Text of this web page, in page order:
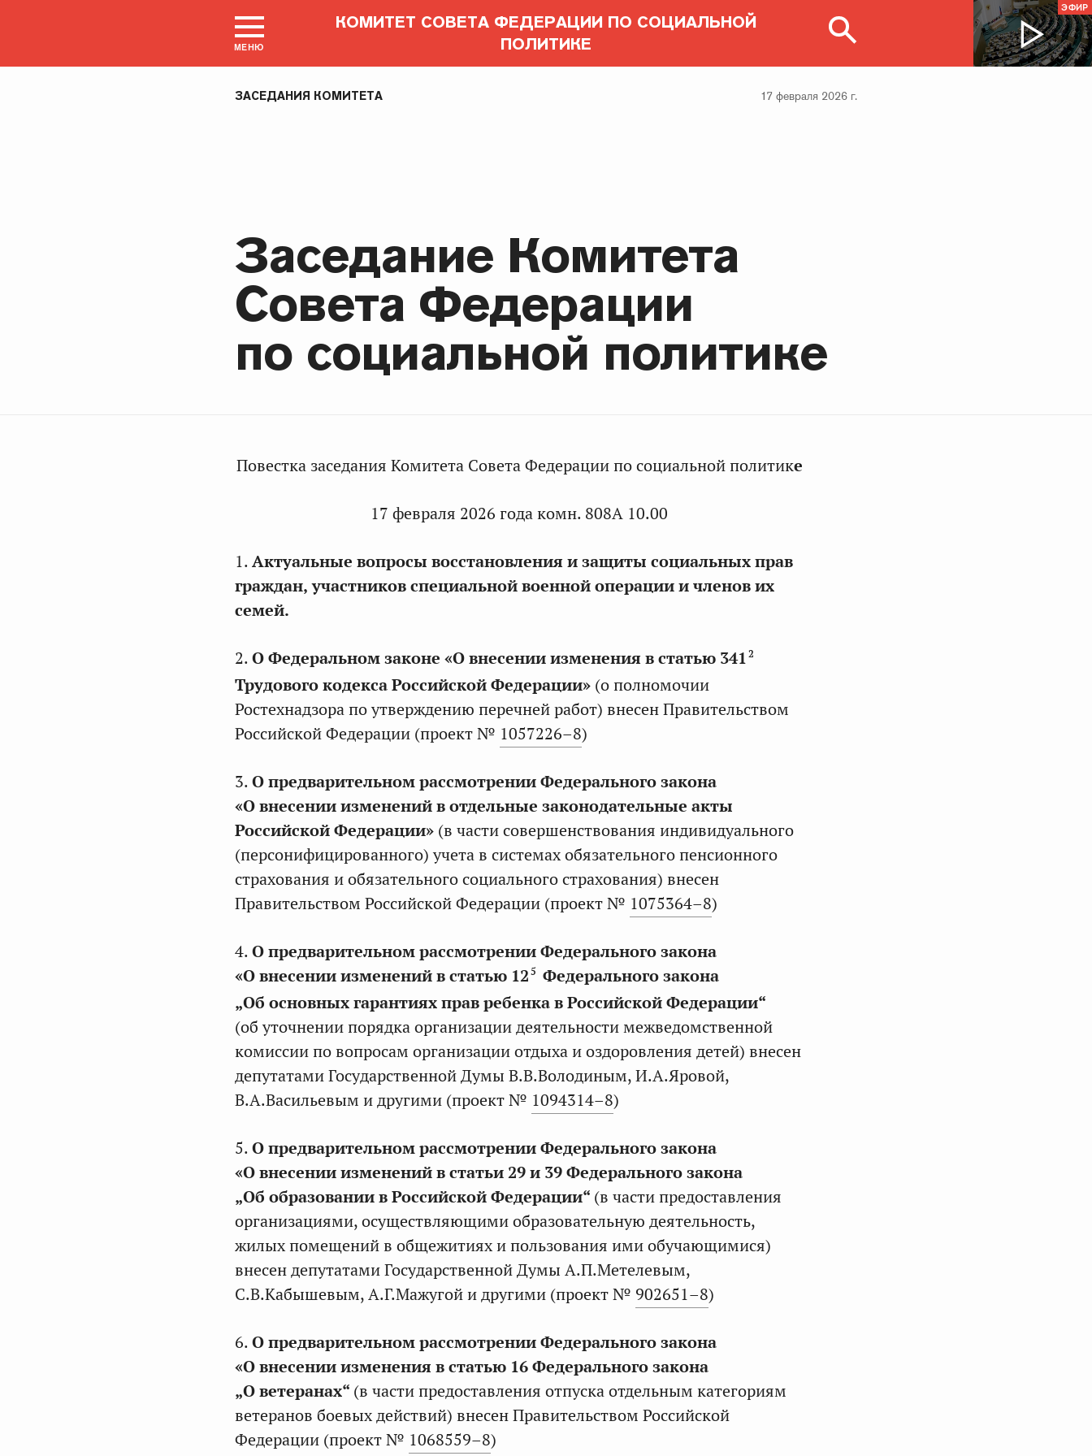
МЕНЮ
КОМИТЕТ СОВЕТА ФЕДЕРАЦИИ ПО СОЦИАЛЬНОЙ
ПОЛИТИКЕ
ЭФИР
ЗАСЕДАНИЯ КОМИТЕТА
Заседание Комитета
Совета Федерации
по социальной политике
17 февраля 2026 г.
Повестка заседания Комитета Совета Федерации по социальной политике
17 февраля 2026 года комн. 808А 10.00
1.Актуальные вопросы восстановления и защиты социальных прав
граждан, участников специальной военной операции и членов их
семей.
2.О Федеральном законе «О внесении изменения в статью 341 2
Трудового кодекса Российской Федерации» (о полномочии
Ростехнадзора по утверждению перечней работ) внесен Правительством
Российской Федерации (проект № 1057226–8)
3.О предварительном рассмотрении Федерального закона
«О внесении изменений в отдельные законодательные акты
Российской Федерации» (в части совершенствования индивидуального
(персонифицированного) учета в системах обязательного пенсионного
страхования и обязательного социального страхования) внесен
Правительством Российской Федерации (проект № 1075364–8)
4.О предварительном рассмотрении Федерального закона
«О внесении изменений в статью 12 5 Федерального закона
„Об основных гарантиях прав ребенка в Российской Федерации“
(об уточнении порядка организации деятельности межведомственной
комиссии по вопросам организации отдыха и оздоровления детей) внесен
депутатами Государственной Думы В.В.Володиным, И.А.Яровой,
В.А.Васильевым и другими (проект № 1094314–8)
5.О предварительном рассмотрении Федерального закона
«О внесении изменений в статьи 29 и 39 Федерального закона
„Об образовании в Российской Федерации“ (в части предоставления
организациями, осуществляющими образовательную деятельность,
жилых помещений в общежитиях и пользования ими обучающимися)
внесен депутатами Государственной Думы А.П.Метелевым,
С.В.Кабышевым, А.Г.Мажугой и другими (проект № 902651–8)
6.О предварительном рассмотрении Федерального закона
«О внесении изменения в статью 16 Федерального закона
„О ветеранах“ (в части предоставления отпуска отдельным категориям
ветеранов боевых действий) внесен Правительством Российской
Федерации (проект № 1068559–8)